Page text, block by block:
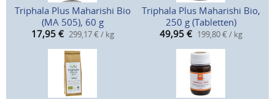
Triphala Plus Maharishi Bio
(MA 505), 60 g
17,95 € 299,17 € / kg
Triphala Plus Maharishi Bio,
250 g (Tabletten)
49,95 € 199,80 € / kg